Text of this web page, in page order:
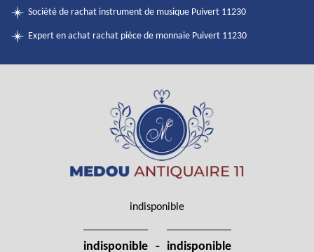
Société de rachat instrument de musique Puivert 11230
Expert en achat rachat pièce de monnaie Puivert 11230
indisponible
indisponible - indisponible